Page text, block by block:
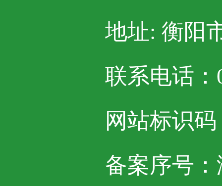
地址: 衡阳
联系电话
网站标识码
备案序号：